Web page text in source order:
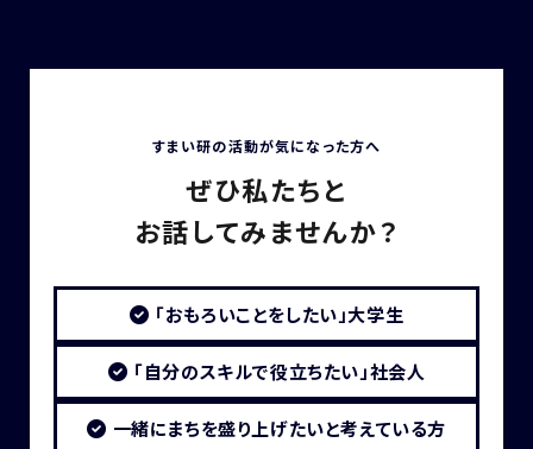
すまい研の活動が気になった方へ
ぜひ私たちと
お話してみませんか？
「おもろいことをしたい」大学生
「自分のスキルで役立ちたい」社会人
一緒にまちを盛り上げたいと考えている方